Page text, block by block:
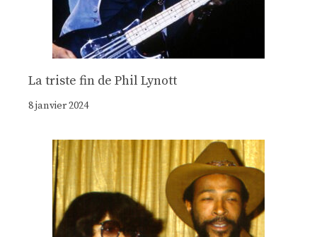
La triste fin de Phil Lynott
8 janvier 2024